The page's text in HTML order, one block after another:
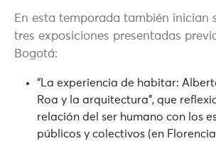
En esta temporada también inician
tres exposiciones presentadas
Bogotá:
“La experiencia de habitar:
Roa y la arquitectura”, que
relación del ser humano con los
públicos y colectivos (en